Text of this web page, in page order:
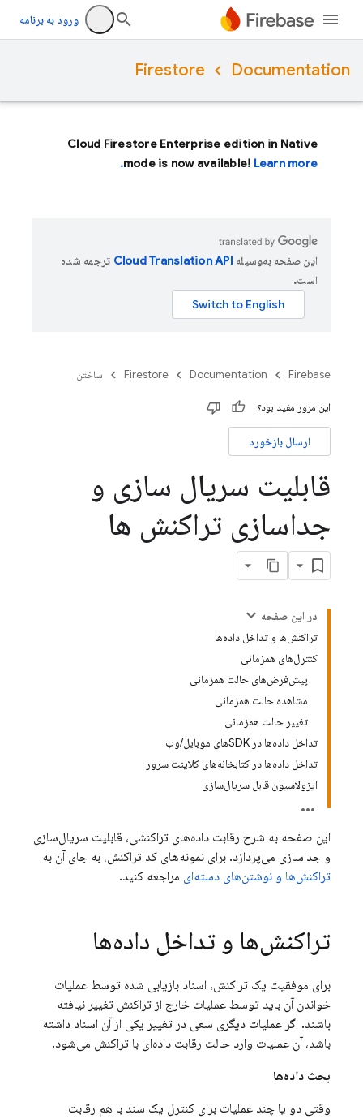
ورود به برنامه
Documentation
Firestore
Cloud Firestore Enterprise edition in Native
mode is now available! Learn more.
این صفحه به‌وسیله
ترجمه شده
است.
Firebase
Documentation
Firestore ساختن
این مرور مفید بود؟
ارسال بازخورد
قابلیت سریال سازی و
جداسازی تراکنش ها
در این صفحه
تراکنش‌ها و تداخل داده‌ها
کنترل‌های همزمانی
پیش‌فرض‌های حالت همزمانی
مشاهده حالت همزمانی
تغییر حالت همزمانی
تداخل داده‌ها در SDKهای موبایل/وب
تداخل داده‌ها در کتابخانه‌های کلاینت سرور
ایزولاسیون قابل سریال‌سازی
این صفحه به شرح رقابت داده‌های تراکنشی، قابلیت سریال‌سازی
و جداسازی می‌پردازد. برای نمونه‌های کد تراکنش، به جای آن به
تراکنش‌ها و نوشتن‌های دسته‌ای مراجعه کنید.
تراکنش‌ها و تداخل داده‌ها
برای موفقیت یک تراکنش، اسناد بازیابی شده توسط عملیات
خواندن آن باید توسط عملیات خارج از تراکنش تغییر نیافته
باشند. اگر عملیات دیگری سعی در تغییر یکی از آن اسناد داشته
باشد، آن عملیات وارد حالت رقابت داده‌ای با تراکنش می‌شود.
بحث داده‌ها
وقتی دو یا چند عملیات برای کنترل یک سند با هم رقابت